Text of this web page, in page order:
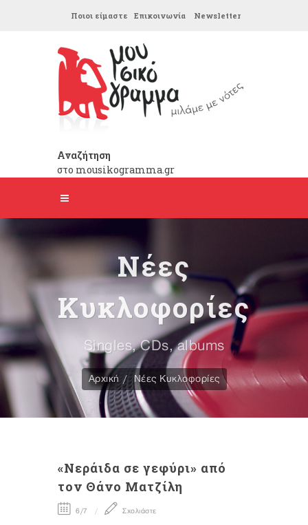
Ποιοι είμαστε Επικοινωνία Newsletter
Αναζήτηση
στο mousikogramma.gr
Νέες
Κυκλοφορίες
Singles, CDs, albums
Αρχική Νέες Κυκλοφορίες
«Νεράιδα σε γεφύρι» από
τον Θάνο Ματζίλη
6/7 Σχολιάστε